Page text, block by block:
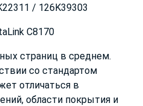
/ 126K39303
C8170
страниц в среднем.
со стандартом
отличаться в
области покрытия и